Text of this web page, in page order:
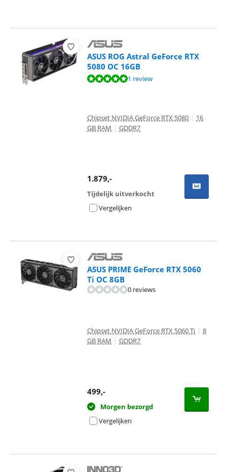
ASUS ROG Astral GeForce RTX
5080 OC 16GB
Beoordeling is 10 van de 10, gebaseerd op 1 review.
1 review
Chipset NVIDIA GeForce RTX 5080 | 16
GB RAM | GDDR7
1.879,-
Tijdelijk uitverkocht
Vergelijken
ASUS PRIME GeForce RTX 5060
Ti OC 8GB
0 reviews
Chipset NVIDIA GeForce RTX 5060 Ti | 8
GB RAM | GDDR7
499,-
Morgen bezorgd
Vergelijken